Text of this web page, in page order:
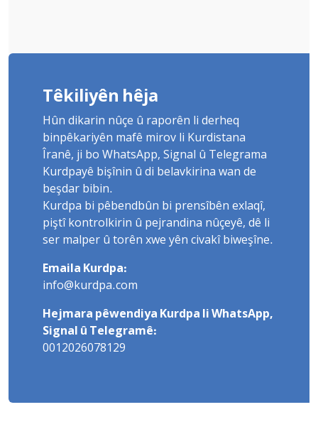
Têkiliyên hêja
Hûn dikarin nûçe û raporên li derheq
binpêkariyên mafê mirov li Kurdistana
Îranê, ji bo WhatsApp, Signal û Telegrama
Kurdpayê bişînin û di belavkirina wan de
beşdar bibin.
Kurdpa bi pêbendbûn bi prensîbên exlaqî,
piştî kontrolkirin û pejrandina nûçeyê, dê li
ser malper û torên xwe yên civakî biweşîne.
Emaila Kurdpa:
info@kurdpa.com
Hejmara pêwendiya Kurdpa li WhatsApp,
Signal û Telegramê:
0012026078129